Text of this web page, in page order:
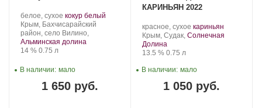
Производитель:
Alma
Valley.
белое, сухое .
Сорт
винограда:
кокур белый
Регион:
Крым, Бахчисарайский
район, село Вилино,
Альминская долина
Крепость
14 %. Объем
0.75 л
1 650 руб.
В наличии: мало
КАРИНЬЯН 2022
Производитель:
Солнечная
Долина.
красное, сухое .
Сорт
кариньян
Регион:
Крым, Судак, Солнечная
Долина
Крепость
13.5 %. Объем
0.75 л
1 050 руб.
В наличии: мало